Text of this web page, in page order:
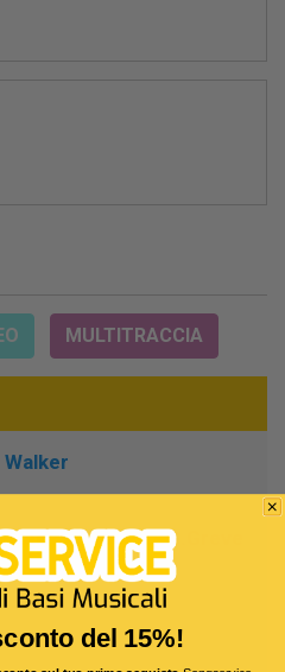
MULTITRACCIA
Walker
- A.Froeen - G.Greve
del 15%!